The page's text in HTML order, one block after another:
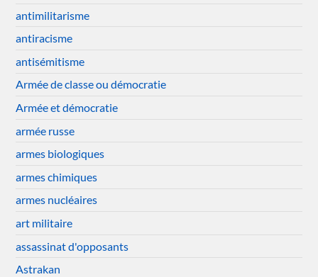
antimilitarisme
antiracisme
antisémitisme
Armée de classe ou démocratie
Armée et démocratie
armée russe
armes biologiques
armes chimiques
armes nucléaires
art militaire
assassinat d'opposants
Astrakan